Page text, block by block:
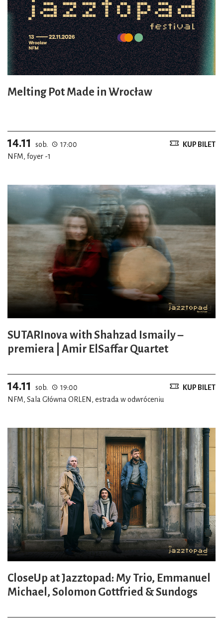
Melting Pot Made in Wrocław
14.11 sob.
17:00
NFM, foyer -1
KUP BILET
SUTARInova with Shahzad Ismaily –
premiera | Amir ElSaffar Quartet
14.11 sob.
19:00
NFM, Sala Główna ORLEN, estrada w odwróceniu
KUP BILET
CloseUp at Jazztopad: My Trio, Emmanuel
Michael, Solomon Gottfried & Sundogs